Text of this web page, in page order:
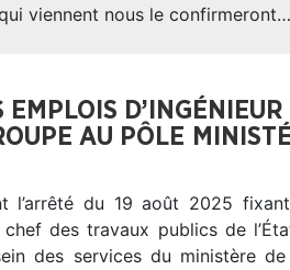
viennent nous le
EMPLOIS
AU PÔLE
l’arrêté du 19 août 2025
chef des travaux publics de
des services du ministère